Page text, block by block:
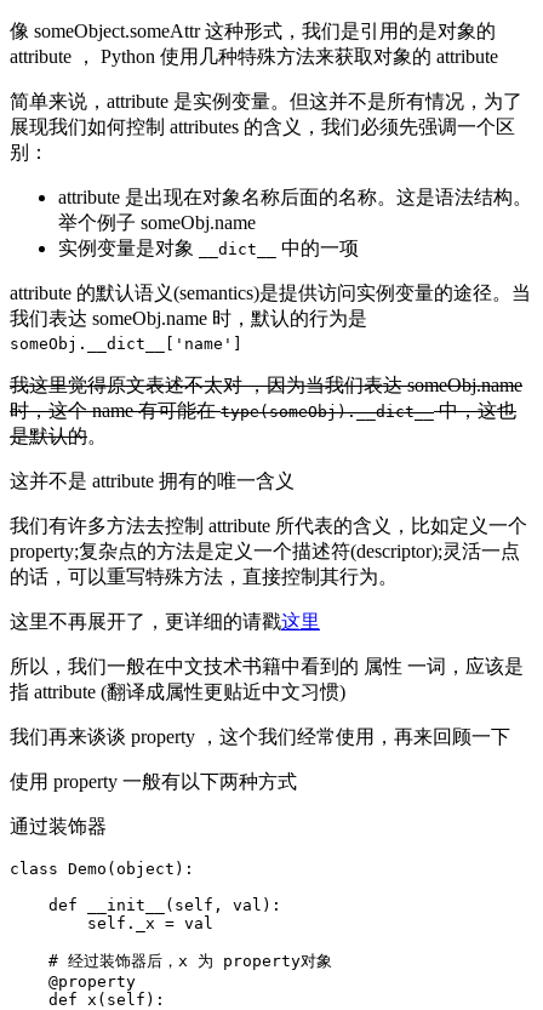
像 someObject.someAttr 这种形式，我们是引用的是对象的
attribute ， Python 使用几种特殊方法来获取对象的 attribute
简单来说，attribute 是实例变量。但这并不是所有情况，为了
展现我们如何控制 attributes 的含义，我们必须先强调一个区
别：
attribute 是出现在对象名称后面的名称。这是语法结构。
举个例子 someObj.name
实例变量是对象
__dict__ 中的一项
attribute 的默认语义(semantics)是提供访问实例变量的途径。当
我们表达 someObj.name 时，默认的行为是
someObj.__dict__['name']
我这里觉得原文表述不太对 ，因为当我们表达 someObj.name
时，这个 name 有可能在type(someObj).__dict__中，这也
是默认的。
这并不是 attribute 拥有的唯一含义
我们有许多方法去控制 attribute 所代表的含义，比如定义一个
property;复杂点的方法是定义一个描述符(descriptor);灵活一点
的话，可以重写特殊方法，直接控制其行为。
这里不再展开了，更详细的请戳这里
所以，我们一般在中文技术书籍中看到的 属性 一词，应该是
指 attribute (翻译成属性更贴近中文习惯)
我们再来谈谈 property ，这个我们经常使用，再来回顾一下
使用 property 一般有以下两种方式
通过装饰器
class Demo(object):
    def __init__(self, val):
        self._x = val
    # 经过装饰器后，x 为 property对象
    @property
    def x(self):